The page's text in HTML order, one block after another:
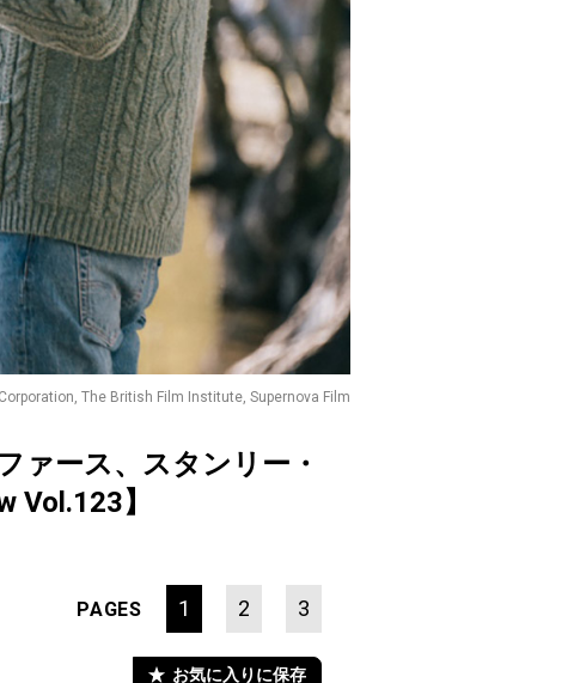
The British Film Institute, Supernova Film
ァース、スタンリー・
Vol.123】
PAGES 1 2 3
お気に入りに保存